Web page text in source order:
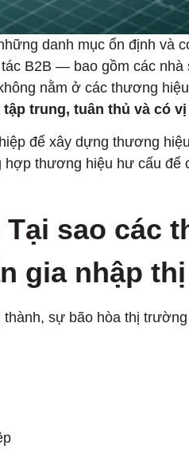
danh mục ổn định và
B2B — bao gồm các nhà
nằm ở các thương
trung, tuân thủ và có
để xây dựng thương
thương hiệu hư cấu để
sao các
gia nhập
sự bão hòa thị